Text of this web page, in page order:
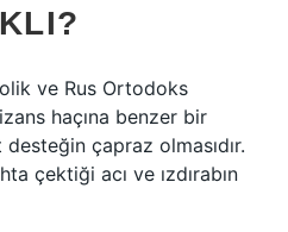
ve Rus Ortodoks
haçına benzer bir
çapraz olmasıdır.
çektiği acı ve ızdırabın